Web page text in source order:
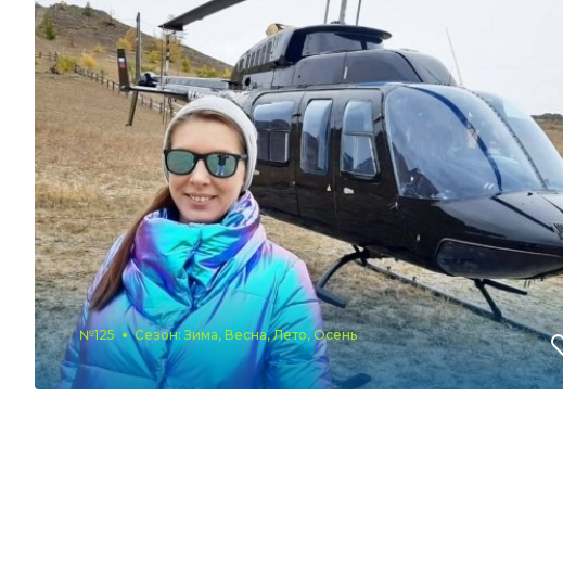
№125 Сезон: Зима, Весна, Лето, Осень